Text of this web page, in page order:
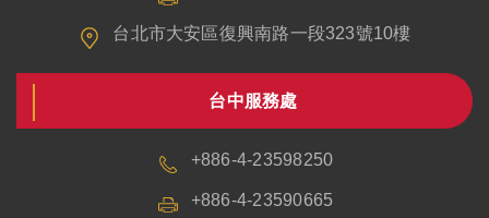
台北市大安區復興南路一段323號10樓
台中服務處
+886-4-23598250
+886-4-23590665